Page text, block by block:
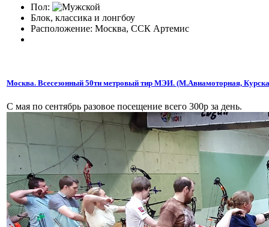
Пол:
Блок, классика и лонгбоу
Расположение: Москва, ССК Артемис
Москва. Всесезонный 50ти метровый тир МЭИ. (М.Авиамоторная,
С мая по сентябрь разовое посещение всего 300р за день.